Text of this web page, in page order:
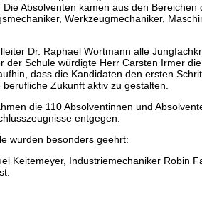
Absolventen kamen aus den Bereichen
Werkzeugmechaniker,
Dr. Raphael Wortmann alle
der Schule würdigte Herr Carsten Irmer
dass die Kandidaten den ersten
Zukunft aktiv zu gestalten.
die 110 Absolventinnen und
entgegen.
wurden besonders geehrt:
Keitemeyer, Industriemechaniker Robin